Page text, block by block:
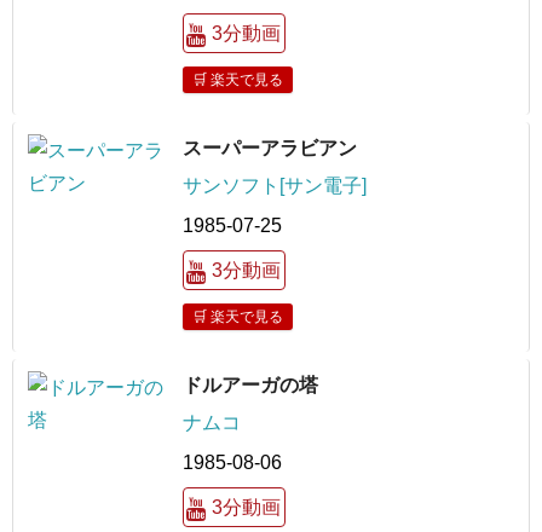
3分動画
🛒 楽天で見る
スーパーアラビアン
サンソフト[サン電子]
1985-07-25
3分動画
🛒 楽天で見る
ドルアーガの塔
ナムコ
1985-08-06
3分動画